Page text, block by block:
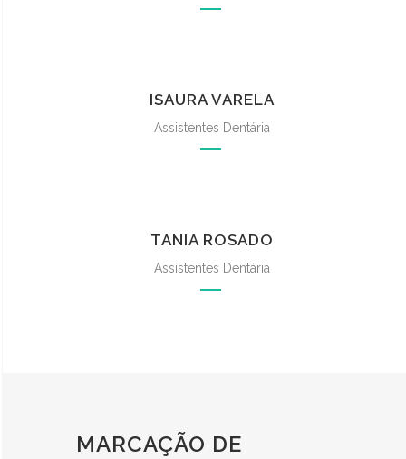
ISAURA VARELA
Assistentes Dentária
TANIA ROSADO
Assistentes Dentária
MARCAÇÃO DE